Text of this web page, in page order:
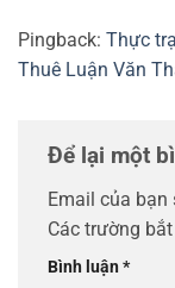
Pingback: Thực
Thuê Luận Văn
Để lại một
Email của
Các trường
Bình luận*